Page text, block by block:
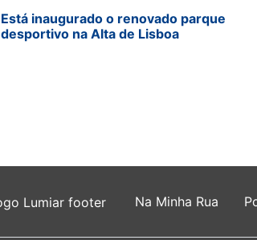
Está inaugurado o renovado parque
desportivo na Alta de Lisboa
Na Minha Rua